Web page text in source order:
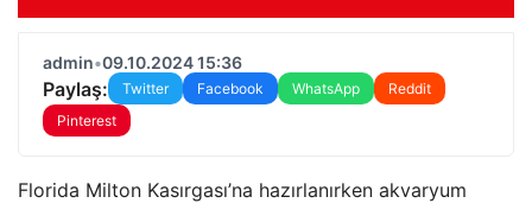
admin•09.10.2024 15:36
Paylaş: Twitter Facebook WhatsApp
Reddit
Pinterest
Florida Milton Kasırgası’na hazırlanırken akvaryum